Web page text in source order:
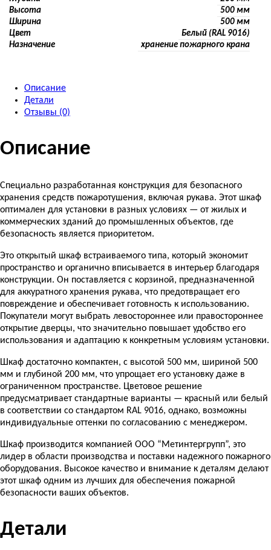
Высота
500 мм
Ширина
500 мм
Цвет
Белый (RAL 9016)
Назначение
хранение пожарного крана
Описание
Детали
Отзывы (0)
Описание
Специально разработанная конструкция для безопасного
хранения средств пожаротушения, включая рукава. Этот шкаф
оптимален для установки в разных условиях — от жилых и
коммерческих зданий до промышленных объектов, где
безопасность является приоритетом.
Это открытый шкаф встраиваемого типа, который экономит
пространство и органично вписывается в интерьер благодаря
конструкции. Он поставляется с корзиной, предназначенной
для аккуратного хранения рукава, что предотвращает его
повреждение и обеспечивает готовность к использованию.
Покупатели могут выбрать левостороннее или правостороннее
открытие дверцы, что значительно повышает удобство его
использования и адаптацию к конкретным условиям установки.
Шкаф достаточно компактен, с высотой 500 мм, шириной 500
мм и глубиной 200 мм, что упрощает его установку даже в
ограниченном пространстве. Цветовое решение
предусматривает стандартные варианты — красный или белый
в соответствии со стандартом RAL 9016, однако, возможны
индивидуальные оттенки по согласованию с менеджером.
Шкаф производится компанией ООО “Метинтергрупп”, это
лидер в области производства и поставки надежного пожарного
оборудования. Высокое качество и внимание к деталям делают
этот шкаф одним из лучших для обеспечения пожарной
безопасности ваших объектов.
Детали